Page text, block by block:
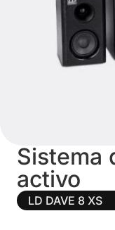
Sistema
activo
LD DAVE 8 XS